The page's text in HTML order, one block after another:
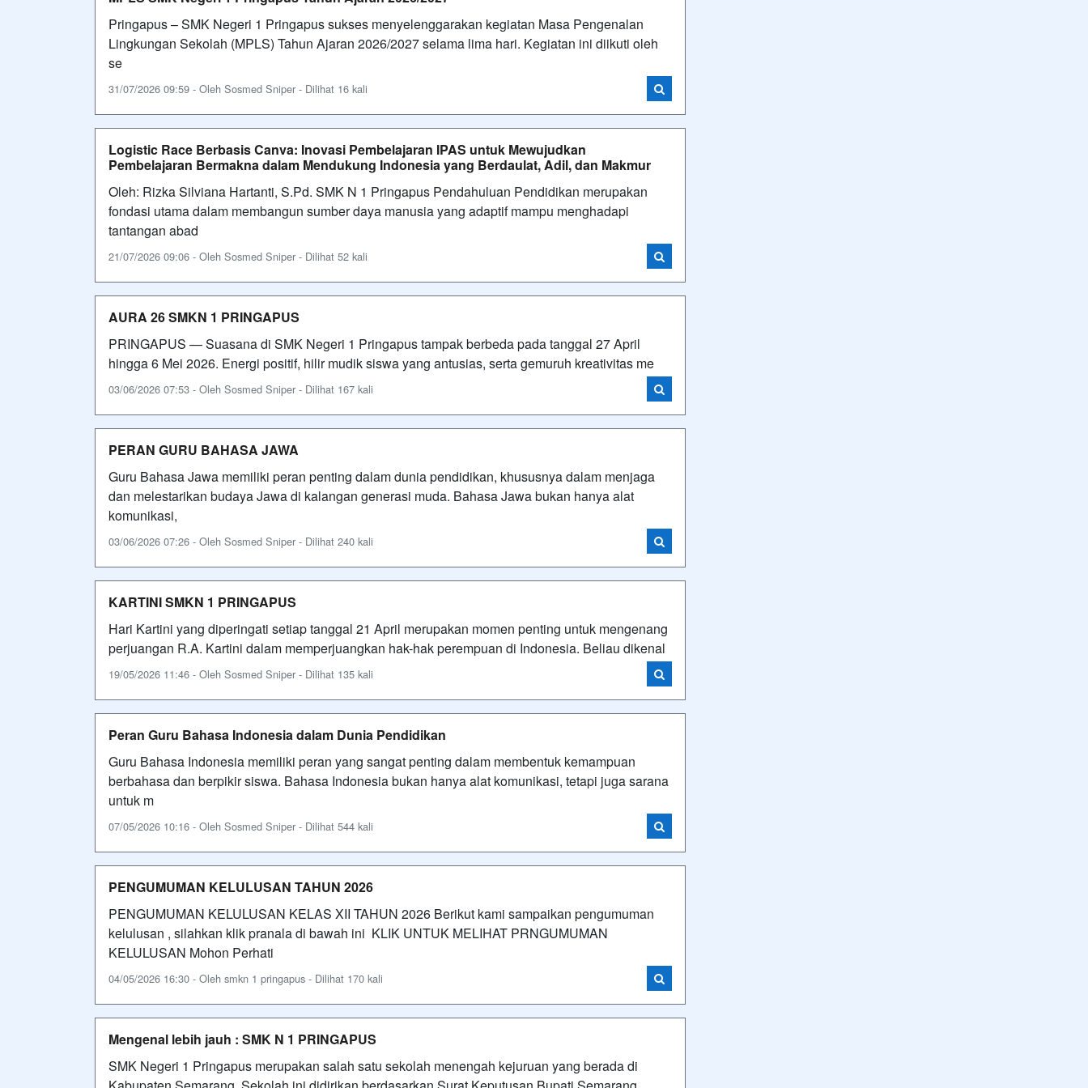
Pringapus – SMK Negeri 1 Pringapus sukses menyelenggarakan kegiatan Masa Pengenalan
Lingkungan Sekolah (MPLS) Tahun Ajaran 2026/2027 selama lima hari. Kegiatan ini diikuti oleh
se
31/07/2026 09:59 - Oleh Sosmed Sniper - Dilihat 16 kali
Logistic Race Berbasis Canva: Inovasi Pembelajaran IPAS untuk Mewujudkan
Pembelajaran Bermakna dalam Mendukung Indonesia yang Berdaulat, Adil, dan Makmur
Oleh: Rizka Silviana Hartanti, S.Pd. SMK N 1 Pringapus Pendahuluan Pendidikan merupakan
fondasi utama dalam membangun sumber daya manusia yang adaptif mampu menghadapi
tantangan abad
21/07/2026 09:06 - Oleh Sosmed Sniper - Dilihat 52 kali
AURA 26 SMKN 1 PRINGAPUS
PRINGAPUS — Suasana di SMK Negeri 1 Pringapus tampak berbeda pada tanggal 27 April
hingga 6 Mei 2026. Energi positif, hilir mudik siswa yang antusias, serta gemuruh kreativitas me
03/06/2026 07:53 - Oleh Sosmed Sniper - Dilihat 167 kali
PERAN GURU BAHASA JAWA
Guru Bahasa Jawa memiliki peran penting dalam dunia pendidikan, khususnya dalam menjaga
dan melestarikan budaya Jawa di kalangan generasi muda. Bahasa Jawa bukan hanya alat
komunikasi,
03/06/2026 07:26 - Oleh Sosmed Sniper - Dilihat 240 kali
KARTINI SMKN 1 PRINGAPUS
Hari Kartini yang diperingati setiap tanggal 21 April merupakan momen penting untuk mengenang
perjuangan R.A. Kartini dalam memperjuangkan hak-hak perempuan di Indonesia. Beliau dikenal
19/05/2026 11:46 - Oleh Sosmed Sniper - Dilihat 135 kali
Peran Guru Bahasa Indonesia dalam Dunia Pendidikan
Guru Bahasa Indonesia memiliki peran yang sangat penting dalam membentuk kemampuan
berbahasa dan berpikir siswa. Bahasa Indonesia bukan hanya alat komunikasi, tetapi juga sarana
untuk m
07/05/2026 10:16 - Oleh Sosmed Sniper - Dilihat 544 kali
PENGUMUMAN KELULUSAN TAHUN 2026
PENGUMUMAN KELULUSAN KELAS XII TAHUN 2026 Berikut kami sampaikan pengumuman
kelulusan , silahkan klik pranala di bawah ini KLIK UNTUK MELIHAT PRNGUMUMAN
KELULUSAN Mohon Perhati
04/05/2026 16:30 - Oleh smkn 1 pringapus - Dilihat 170 kali
Mengenal lebih jauh : SMK N 1 PRINGAPUS
SMK Negeri 1 Pringapus merupakan salah satu sekolah menengah kejuruan yang berada di